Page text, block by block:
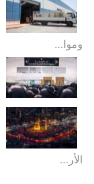
وموا...
الأر...